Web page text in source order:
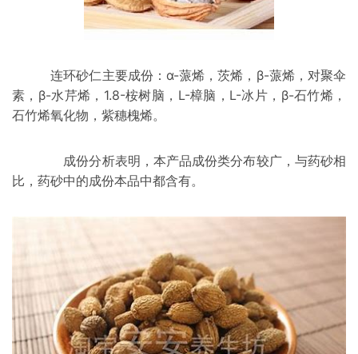
连环砂仁主要成份：α-蒎烯，茨烯，β-蒎烯，对聚伞
素，β-水芹烯，1.8-桉树脑，L-樟脑 ，L-冰片，β-石竹烯，
石竹烯氧化物， 紫穗槐烯。
成份分析表明，本产品成份类分布较广，与药砂相
比，药砂中的成份本品中都含有。